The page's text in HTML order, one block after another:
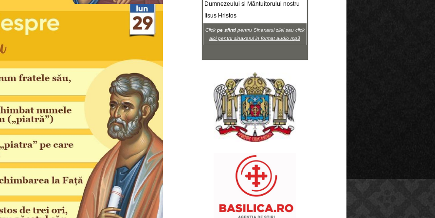
Dumnezeului si Mântuitorului nostru
Iisus Hristos
Click pe sfintipentru Sinaxarul zilei sau click
aici pentru sinaxarul in format audio mp3